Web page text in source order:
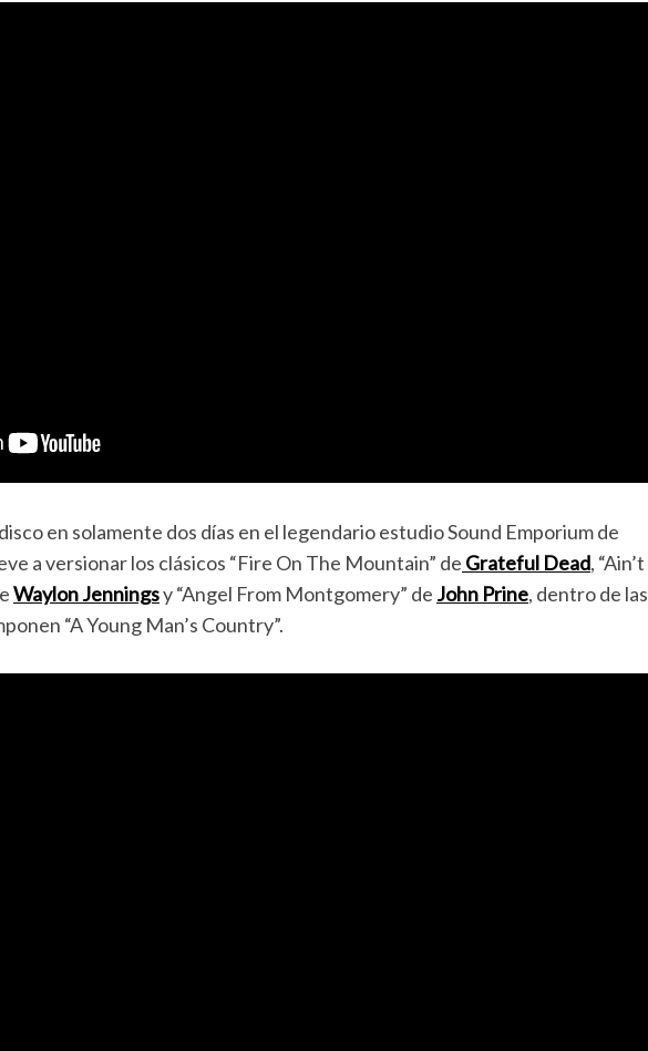
en solamente dos días en el legendario estudio Sound Emporium de
a versionar los clásicos “Fire On The Mountain” de Grateful Dead, “Ain’t
Waylon Jenningsy “Angel From Montgomery” de John Prine, dentro de las
“A Young Man’s Country”.